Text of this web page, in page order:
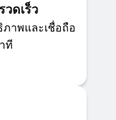
ดเร็ว
าพและเชื่อถือ
ที